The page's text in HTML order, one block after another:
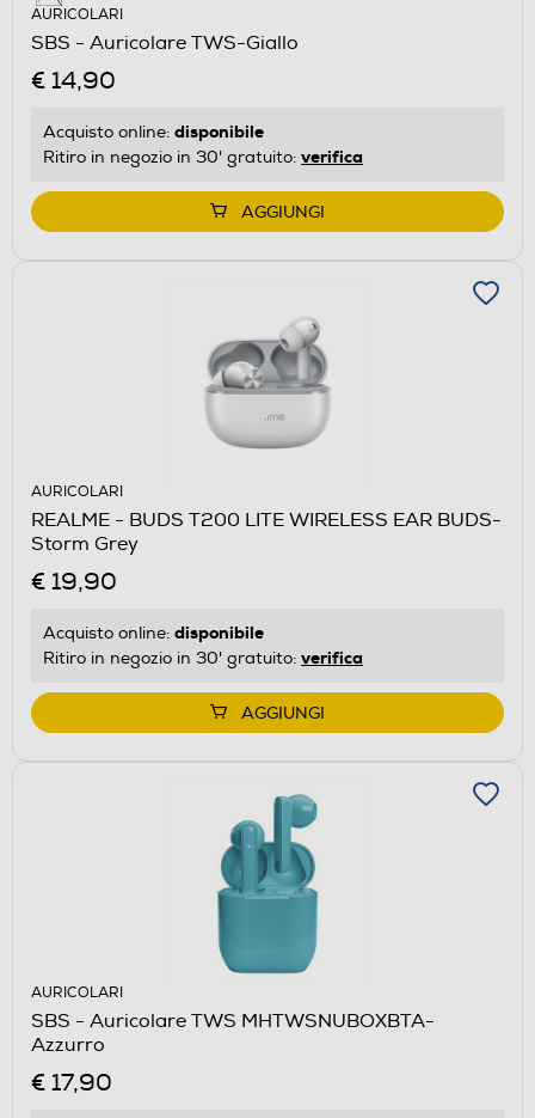
AURICOLARI
SBS - Auricolare TWS-Giallo
€ 14,90
Acquisto online: disponibile
Ritiro in negozio in 30' gratuito: verifica
AGGIUNGI
AURICOLARI
REALME - BUDS T200 LITE WIRELESS EAR BUDS-
Storm Grey
€ 19,90
Acquisto online: disponibile
Ritiro in negozio in 30' gratuito: verifica
AGGIUNGI
AURICOLARI
SBS - Auricolare TWS MHTWSNUBOXBTA-
Azzurro
€ 17,90